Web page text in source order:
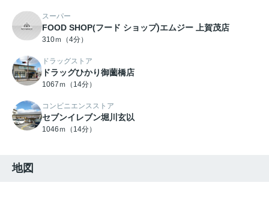
スーパー
FOOD SHOP(フード ショップ)エムジー 上賀茂店
310ｍ（4分）
ドラッグストア
ドラッグひかり御薗橋店
1067ｍ（14分）
コンビニエンスストア
セブンイレブン堀川玄以
1046ｍ（14分）
地図